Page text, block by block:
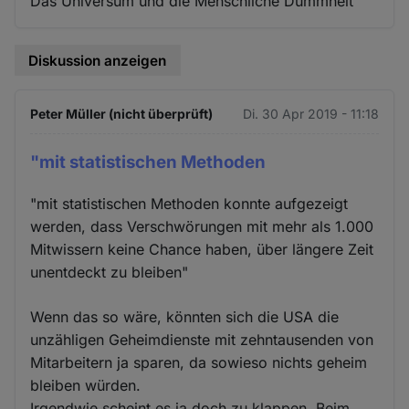
Diskussion anzeigen
Peter Müller (nicht überprüft) Di. 30 Apr 2019 - 11:18
"mit statistischen Methoden
"mit statistischen Methoden konnte aufgezeigt
werden, dass Verschwörungen mit mehr als 1.000
Mitwissern keine Chance haben, über längere Zeit
unentdeckt zu bleiben"
Wenn das so wäre, könnten sich die USA die
unzähligen Geheimdienste mit zehntausenden von
Mitarbeitern ja sparen, da sowieso nichts geheim
bleiben würden.